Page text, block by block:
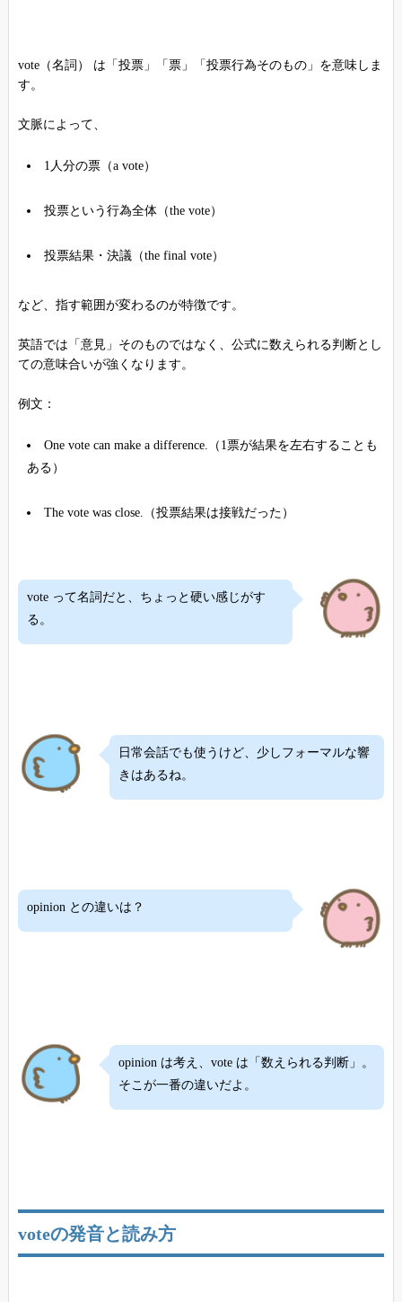
vote（名詞） は「投票」「票」「投票行為そのもの」を意味しま
す。
文脈によって、
1人分の票（a vote）
投票という行為全体（the vote）
投票結果・決議（the final vote）
など、指す範囲が変わるのが特徴です。
英語では「意見」そのものではなく、公式に数えられる判断とし
ての意味合いが強くなります。
例文：
One vote can make a difference.（1票が結果を左右することも
ある）
The vote was close.（投票結果は接戦だった）
vote って名詞だと、ちょっと硬い感じがす
る。
日常会話でも使うけど、少しフォーマルな響
きはあるね。
opinion との違いは？
opinion は考え、vote は「数えられる判断」。
そこが一番の違いだよ。
voteの発音と読み方